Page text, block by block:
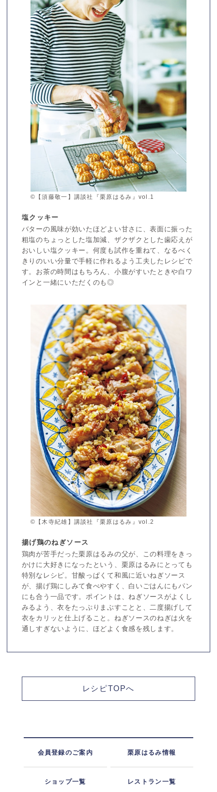
©【須藤敬一】講談社『栗原はるみ』vol.1
塩クッキー
バターの風味が効いたほどよい甘さに、表面に振った
粗塩のちょっとした塩加減、ザクザクとした歯応えが
おいしい塩クッキー。何度も試作を重ねて、なるべく
きりのいい分量で手軽に作れるよう工夫したレシピで
す。お茶の時間はもちろん、小腹がすいたときや白ワ
インと一緒にいただくのも◎
©【木寺紀雄】講談社『栗原はるみ』vol.2
揚げ鶏のねぎソース
鶏肉が苦手だった栗原はるみの父が、この料理をきっ
かけに大好きになったという、栗原はるみにとっても
特別なレシピ。甘酸っぱくて和風に近いねぎソース
が、揚げ鶏にしみて食べやすく、白いごはんにもパン
にも合う一品です。ポイントは、ねぎソースがよくし
みるよう、衣をたっぷりまぶすことと、二度揚げして
衣をカリッと仕上げること。ねぎソースのねぎは火を
通しすぎないように、ほどよく食感を残します。
レシピTOPへ
会員登録のご案内 栗原はるみ情報
ショップ一覧 レストラン一覧